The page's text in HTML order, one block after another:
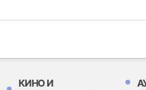
КИНО И